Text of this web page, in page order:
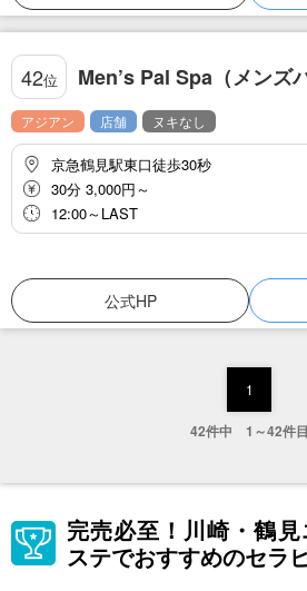
42位 Men’s Pal Spa（メンズ
アジアン 店舗 ヌキなし
京急鶴見駅東口徒歩30秒
30分 3,000円～
12:00～LAST
公式HP
1
42件中 1～42件目
完売必至！川崎・鶴
ステでおすすめのセラ